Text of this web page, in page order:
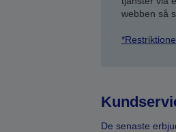
webben så
De senaste